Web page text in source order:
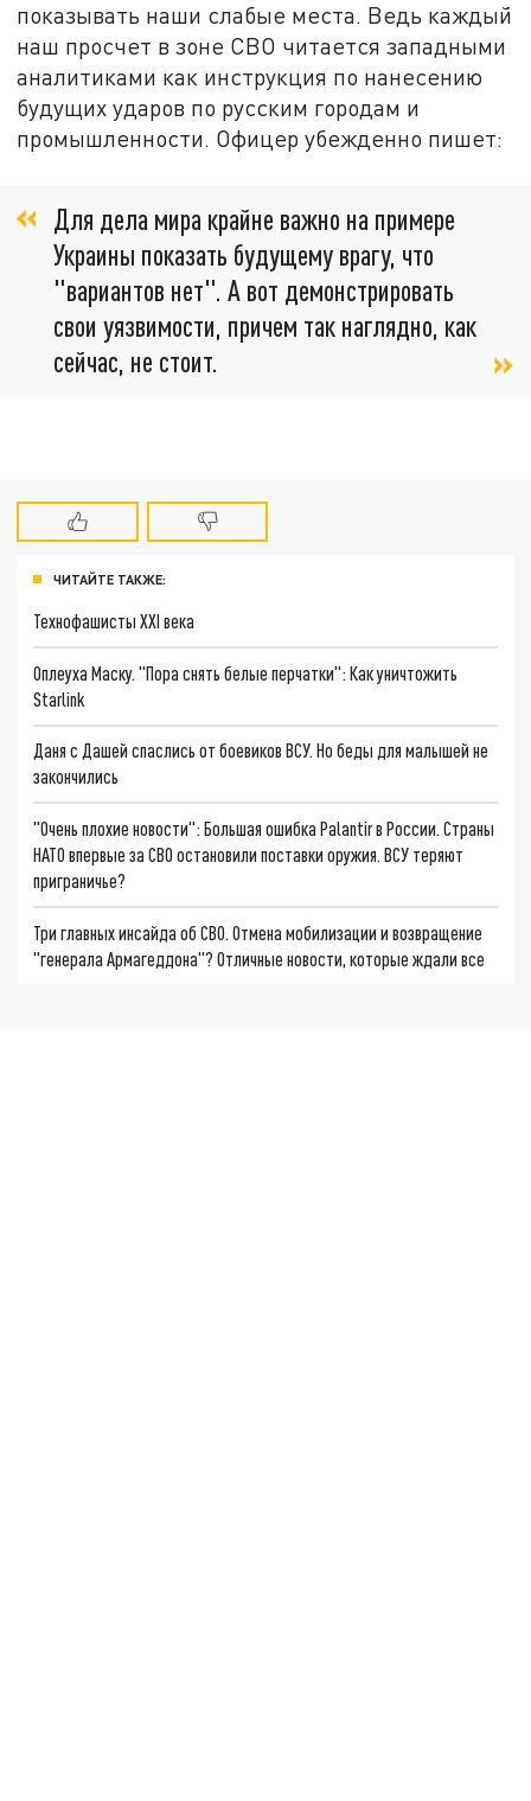
показывать наши слабые места. Ведь каждый
наш просчет в зоне СВО читается западными
аналитиками как инструкция по нанесению
будущих ударов по русским городам и
промышленности. Офицер убежденно пишет:
Для дела мира крайне важно на примере
Украины показать будущему врагу, что
"вариантов нет". А вот демонстрировать
свои уязвимости, причем так наглядно, как
сейчас, не стоит.
ЧИТАЙТЕ ТАКЖЕ:
Технофашисты XXI века
Оплеуха Маску. "Пора снять белые перчатки": Как уничтожить
Starlink
Даня с Дашей спаслись от боевиков ВСУ. Но беды для малышей не
закончились
"Очень плохие новости": Большая ошибка Palantir в России. Страны
НАТО впервые за СВО остановили поставки оружия. ВСУ теряют
приграничье?
Три главных инсайда об СВО. Отмена мобилизации и возвращение
"генерала Армагеддона"? Отличные новости, которые ждали все